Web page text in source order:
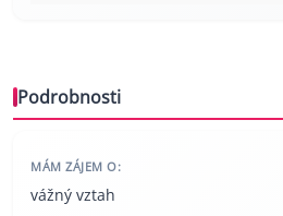
Podrobnosti
MÁM ZÁJEM O:
vážný vztah